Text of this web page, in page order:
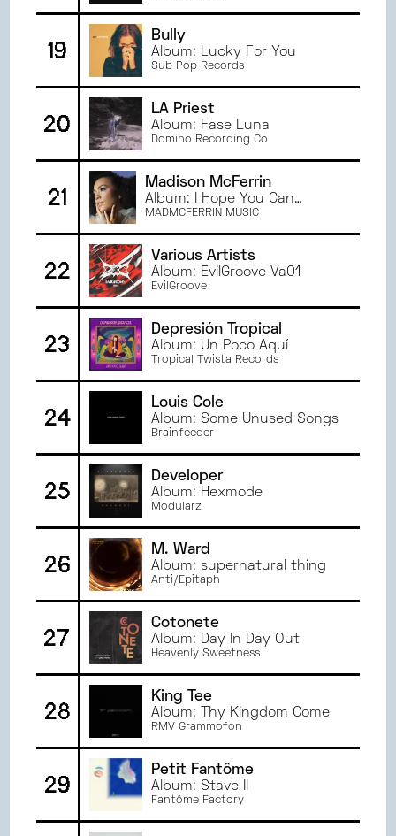
19
Bully
Album: Lucky For You
Sub Pop Records
20
LA Priest
Album: Fase Luna
Domino Recording Co
21
Madison McFerrin
Album: I Hope You Can
Forgive Me
MADMCFERRIN MUSIC
22
Various Artists
Album: EvilGroove Va01
EvilGroove
23
Depresión Tropical
Album: Un Poco Aquí
Tropical Twista Records
24
Louis Cole
Album: Some Unused Songs
Brainfeeder
25
Developer
Album: Hexmode
Modularz
26
M. Ward
Album: supernatural thing
Anti/Epitaph
27
Cotonete
Album: Day In Day Out
Heavenly Sweetness
28
King Tee
Album: Thy Kingdom Come
RMV Grammofon
29
Petit Fantôme
Album: Stave II
Fantôme Factory